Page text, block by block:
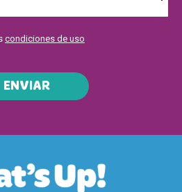
condiciones de uso
ENVIAR